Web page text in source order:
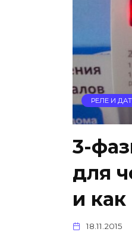
РЕЛЕ И
3-
для
и как
18.11.2015